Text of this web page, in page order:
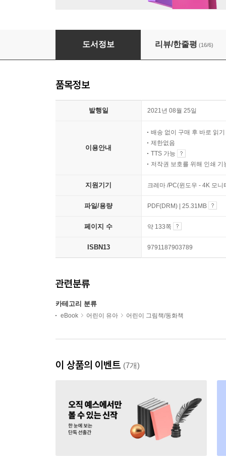
아디닭스 치킨집
도서정보 리뷰/한줄평 (16/6)
품목정보
발행일 2021년 08월 25일
이용안내
배송 없이 구매 후 바로 읽기
제한없음
TTS 가능
저작권 보호를 위해 인쇄 기
지원기기 크레마 /PC(윈도우 - 4K 모
파일/용량 PDF(DRM) | 25.31MB
페이지 수 약 133쪽
ISBN13 9791187903789
관련분류
카테고리 분류
eBook 어린이 유아 어린이 그림책/동화책
이 상품의 이벤트 (7개)